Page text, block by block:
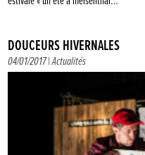
DOUCEURS HIVERNALES
04/01/2017 |Actualités